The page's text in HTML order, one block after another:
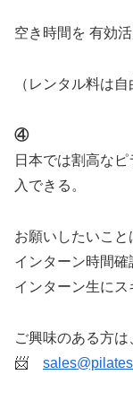
空き時間を 有効活
（レンタル料は
④
日本では割高な
入できる。
お願いしたいこ
インターン時間確
インターン生にス
ご興味のある方
📨